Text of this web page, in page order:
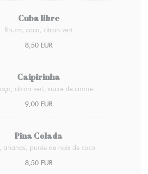
Cuba libre
Rhum, coca, citron vert
8,50 EUR
Caipirinha
citron vert, sucre de canne
9,00 EUR
Pina Colada
ananas, purée de noix de coco
8,50 EUR